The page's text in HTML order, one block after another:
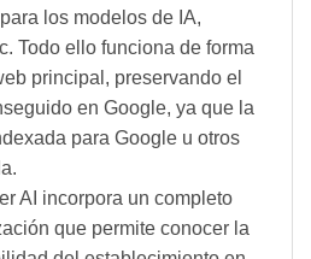
los modelos de IA,
Todo ello funciona de forma
principal, preservando el
en Google, ya que la
para Google u otros
AI incorpora un completo
que permite conocer la